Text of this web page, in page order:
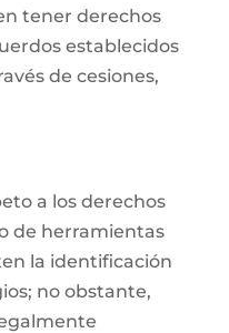
tener derechos
establecidos
de cesiones,
a los derechos
de herramientas
la identificación
no obstante,